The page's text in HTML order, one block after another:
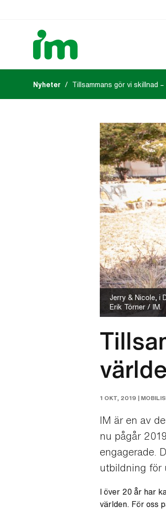
Nyheter Tillsammans gör vi skillnad
Jerry & Nicole, i
Erik Törner / IM.
1 OKT, 2019 |
IM är en av
nu pågår
engagerade.
utbildning för
I över 20 år har
världen. För oss